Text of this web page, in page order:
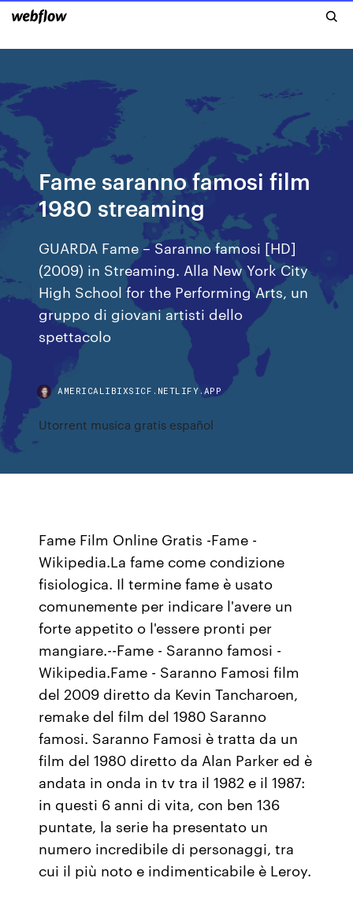
Fame saranno famosi film
1980 streaming
GUARDA Fame – Saranno famosi [HD]
(2009) in Streaming. Alla New York City
High School for the Performing Arts, un
gruppo di giovani artisti dello
spettacolo
AMERICALIBIXSICF.NETLIFY.APP
Utorrent musica gratis español
Fame Film Online Gratis -Fame -
Wikipedia.La fame come condizione
fisiologica. Il termine fame è usato
comunemente per indicare l'avere un
forte appetito o l'essere pronti per
mangiare.--Fame - Saranno famosi -
Wikipedia.Fame - Saranno Famosi film
del 2009 diretto da Kevin Tancharoen,
remake del film del 1980 Saranno
famosi. Saranno Famosi è tratta da un
film del 1980 diretto da Alan Parker ed è
andata in onda in tv tra il 1982 e il 1987:
in questi 6 anni di vita, con ben 136
puntate, la serie ha presentato un
numero incredibile di personaggi, tra
cui il più noto e indimenticabile è Leroy.